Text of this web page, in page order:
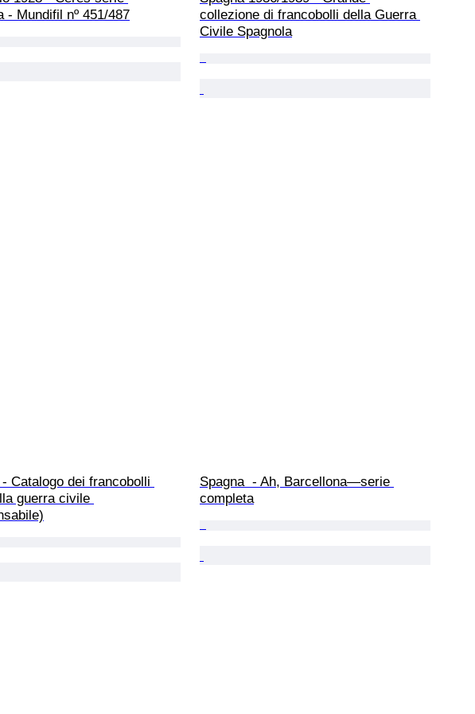
- Mundifil nº 451/487
collezione di francobolli della Guerra
Civile Spagnola
Catalogo dei francobolli
guerra civile
Spagna  - Ah, Barcellona—serie
completa